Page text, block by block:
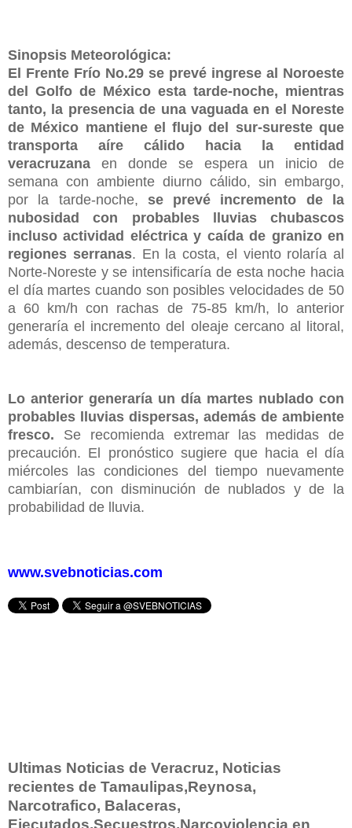
Sinopsis Meteorológica:
El Frente Frío No.29 se prevé ingrese al Noroeste
del Golfo de México esta tarde-noche, mientras
tanto, la presencia de una vaguada en el Noreste
de México mantiene el flujo del sur-sureste que
transporta aíre cálido hacia la entidad
veracruzana en donde se espera un inicio de
semana con ambiente diurno cálido, sin embargo,
por la tarde-noche, se prevé incremento de la
nubosidad con probables lluvias chubascos
incluso actividad eléctrica y caída de granizo en
regiones serranas. En la costa, el viento rolaría al
Norte-Noreste y se intensificaría de esta noche hacia
el día martes cuando son posibles velocidades de 50
a 60 km/h con rachas de 75-85 km/h, lo anterior
generaría el incremento del oleaje cercano al litoral,
además, descenso de temperatura.
Lo anterior generaría un día martes nublado con
probables lluvias dispersas, además de ambiente
fresco. Se recomienda extremar las medidas de
precaución. El pronóstico sugiere que hacia el día
miércoles las condiciones del tiempo nuevamente
cambiarían, con disminución de nublados y de la
probabilidad de lluvia.
www.svebnoticias.com
Ultimas Noticias de Veracruz, Noticias
recientes de Tamaulipas,Reynosa,
Narcotrafico, Balaceras,
Ejecutados,Secuestros,Narcoviolencia en